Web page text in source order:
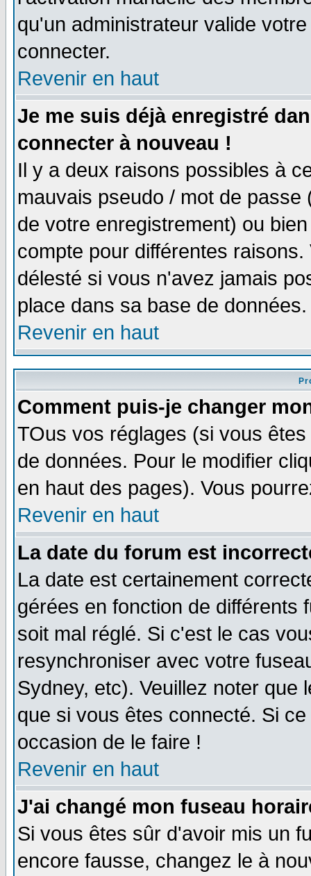
qu'un administrateur valide
connecter.
Revenir en haut
Je me suis déjà enregistré
connecter à nouveau !
Il y a deux raisons possibles à
mauvais pseudo / mot de
de votre enregistrement) ou
compte pour différentes
délesté si vous n'avez jamais
place dans sa base de
Revenir en haut
Comment puis-je changer
TOus vos réglages (si vous
de données. Pour le modifier
en haut des pages). Vous
Revenir en haut
La date du forum est
La date est certainement
gérées en fonction de différents
soit mal réglé. Si c'est le cas
resynchroniser avec votre
Sydney, etc). Veuillez noter que
que si vous êtes connecté. Si
occasion de le faire !
Revenir en haut
J'ai changé mon fuseau
Si vous êtes sûr d'avoir mis un
encore fausse, changez le à